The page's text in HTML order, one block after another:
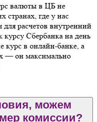
валюты в ЦБ не
странах, где у нас
расчетов внутренний
Сбербанка на день
курс в онлайн-банке, а
— он максимально
можем
комиссии?